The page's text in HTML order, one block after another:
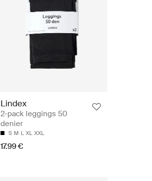
Lindex
2-pack leggings 50
denier
S M L XL XXL
17.99 €